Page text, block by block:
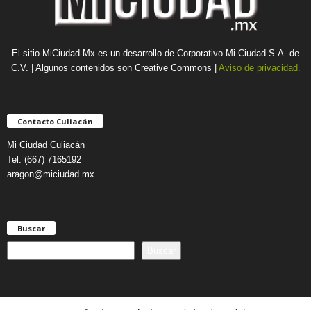
El sitio MiCiudad.Mx es un desarrollo de Corporativo Mi Ciudad S.A. de
C.V. | Algunos contenidos son Creative Commons | Aviso de privacidad.
Contacto Culiacán
Mi Ciudad Culiacán
Tel: (667) 7165192
aragon@miciudad.mx
Buscar
u